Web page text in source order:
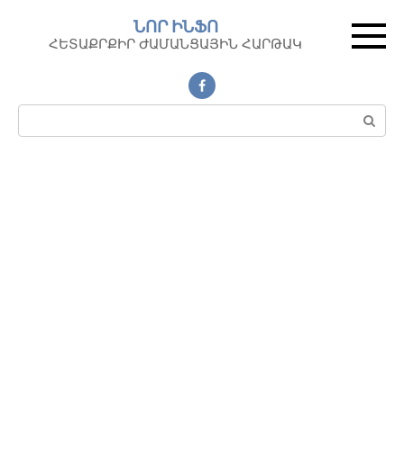
контенту
ՆՈՐ ԻՆՖՈ
ՀԵՏԱՔՐՔԻՐ ԺԱՄԱՆՑԱՅԻՆ ՀԱՐԹԱԿ
Поиск: